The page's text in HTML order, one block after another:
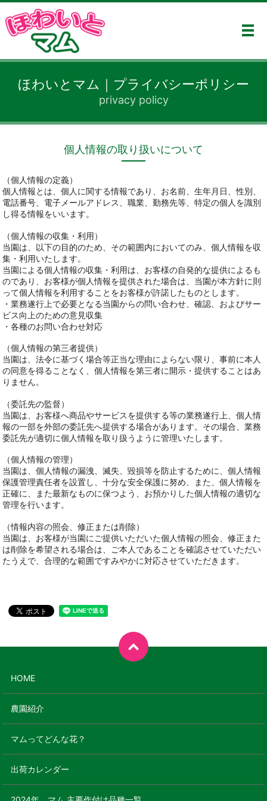
メ
ほわいとマム｜プライバシーポリシー
privacy policy
個人情報の取り扱いについて
（個人情報の定義）
個人情報とは、個人に関する情報であり、お名前、生年月日、性別、
電話番号、電子メールアドレス、職業、勤務先等、特定の個人を識別
し得る情報をいいます。
（個人情報の収集・利用）
当園は、以下の目的のため、その範囲内においてのみ、個人情報を収
集・利用いたします。
当園による個人情報の収集・利用は、お客様の自発的な提供によるも
のであり、お客様が個人情報を提供された場合は、当園が本方針に則
って個人情報を利用することをお客様が許諾したものとします。
・業務遂行上で必要となる当園からの問い合わせ、確認、およびサー
ビス向上のための意見収集
・各種のお問い合わせ対応
（個人情報の第三者提供）
当園は、法令に基づく場合等正当な理由によらない限り、事前に本人
の同意を得ることなく、個人情報を第三者に開示・提供することはあ
りません。
（委託先の監督）
当園は、お客様へ商品やサービスを提供する等の業務遂行上、個人情
報の一部を外部の委託先へ提供する場合があります。その場合、業務
委託先が適切に個人情報を取り扱うように管理いたします。
（個人情報の管理）
当園は、個人情報の漏洩、滅失、毀損等を防止するために、個人情報
保護管理責任者を設置し、十分な安全保護に努め、また、個人情報を
正確に、また最新なものに保つよう、お預かりした個人情報の適切な
管理を行います。
（情報内容の照会、修正または削除）
当園は、お客様が当園にご提供いただいた個人情報の照会、修正また
は削除を希望される場合は、ご本人であることを確認させていただい
たうえで、合理的な範囲ですみやかに対応させていただきます。
HOME
農園紹介
マムってどんな花？
出荷カレンダー